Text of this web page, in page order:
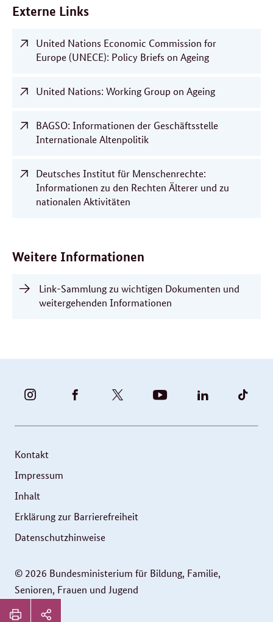
Externe Links
United Nations Economic Commission for
Europe (UNECE): Policy Briefs on Ageing
United Nations: Working Group on Ageing
BAGSO: Informationen der Geschäftsstelle
Internationale Altenpolitik
Deutsches Institut für Menschenrechte:
Informationen zu den Rechten Älterer und zu
nationalen Aktivitäten
Weitere Informationen
Link-Sammlung zu wichtigen Dokumenten und
weitergehenden Informationen
Seitenleiste:
BUNDESFAMILIENMINISTERIUM
INSTAGRAM
UND
VIDEOS
BUNDESFAMILIENMINISTERIUM
FACEBOOK
FAMILIENMINISTERIUM
|
BMBFSFJ
YOUTUBE
BMFSFJ
LINKEDIN
© 2026 Bundesministerium für Bildung, Familie,
Senioren, Frauen und Jugend
Service
Kontakt
Impressum
Inhalt
Erklärung zur Barrierefreiheit
Datenschutzhinweise